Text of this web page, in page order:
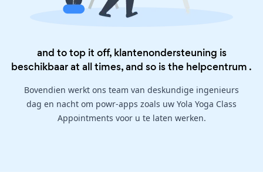
and to top it off, klantenondersteuning is
beschikbaar at all times, and so is the helpcentrum .
Bovendien werkt ons team van deskundige ingenieurs
dag en nacht om powr-apps zoals uw Yola Yoga Class
Appointments voor u te laten werken.